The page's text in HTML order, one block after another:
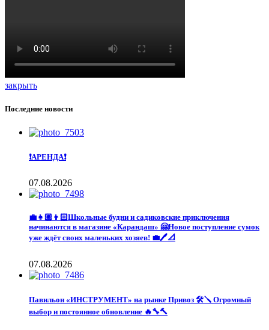
закрыть
Последние новости
❗️АРЕНДА❗️
07.08.2026
💼👧🏼👦🏻Школьные будни и садиковские приключения
начинаются в магазине «Карандаш» 🤗Новое поступление сумок
уже ждёт своих маленьких хозяев! 💼🖊️📐
07.08.2026
Павильон «ИНСТРУМЕНТ» на рынке Привоз 🛠️🪛 Огромный
выбор и постоянное обновление 🔥🔧🔨